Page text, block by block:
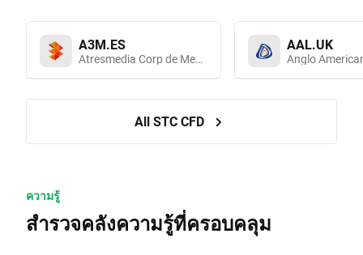
A3M.ES
Atresmedia Corp de Medios de Comunicacion SA
AAL.UK
Anglo
All STC CFD
ความรู้
สำรวจคลังความรู้ที่ครอบคลุม